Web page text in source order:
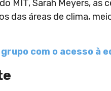
MIT, Sarah Meyers, as
das áreas de clima,
com o acesso à